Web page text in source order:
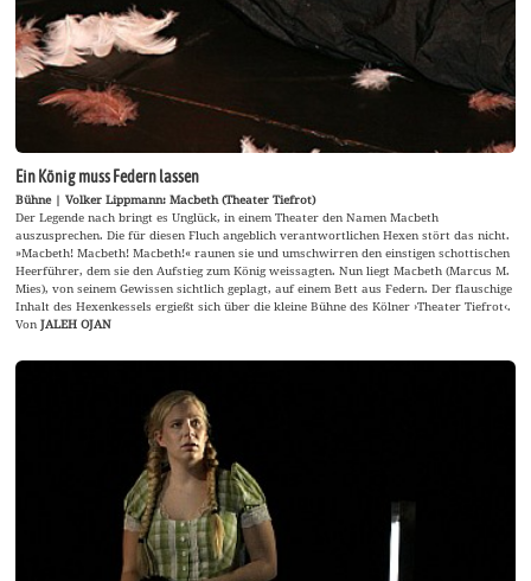
Ein König muss Federn lassen
Bühne | Volker Lippmann: Macbeth (Theater Tiefrot)
Der Legende nach bringt es Unglück, in einem Theater den Namen Macbeth
auszusprechen. Die für diesen Fluch angeblich verantwortlichen Hexen stört das nicht.
»Macbeth! Macbeth! Macbeth!« raunen sie und umschwirren den einstigen schottischen
Heerführer, dem sie den Aufstieg zum König weissagten. Nun liegt Macbeth (Marcus M.
Mies), von seinem Gewissen sichtlich geplagt, auf einem Bett aus Federn. Der flauschige
Inhalt des Hexenkessels ergießt sich über die kleine Bühne des Kölner ›Theater Tiefrot‹.
VonJALEH OJAN